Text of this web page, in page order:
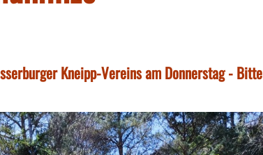
Kneipp-Vereins am Donnerstag - Bitte